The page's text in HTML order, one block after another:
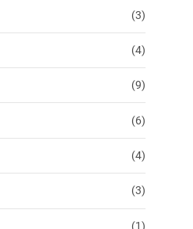
(3)
(4)
(9)
(6)
(4)
(3)
(1)